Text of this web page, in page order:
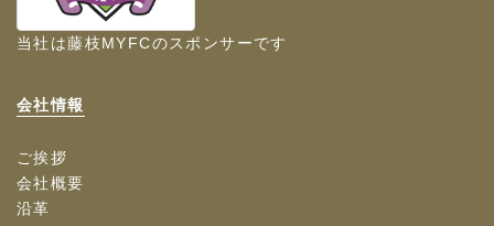
当社は藤枝MYFCのスポンサーです
会社情報
ご挨拶
会社概要
沿革